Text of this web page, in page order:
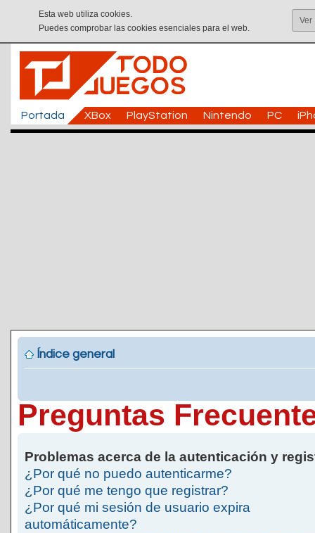
Esta web utiliza cookies.
Puedes comprobar las cookies esenciales para el web.
Ver
Portada XBox PlayStation Nintendo PC
Índice general
Preguntas
Problemas acerca de la autenticación y
¿Por qué no puedo autenticarme?
¿Por qué me tengo que registrar?
¿Por qué mi sesión de usuario expira
automáticamente?